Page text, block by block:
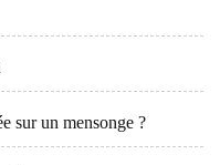
sur un mensonge ?